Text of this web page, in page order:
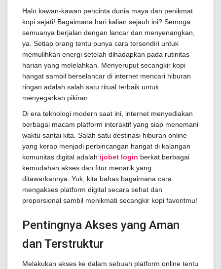
Halo kawan-kawan pencinta dunia maya dan penikmat
kopi sejati! Bagaimana hari kalian sejauh ini? Semoga
semuanya berjalan dengan lancar dan menyenangkan,
ya. Setiap orang tentu punya cara tersendiri untuk
memulihkan energi setelah dihadapkan pada rutinitas
harian yang melelahkan. Menyeruput secangkir kopi
hangat sambil berselancar di internet mencari hiburan
ringan adalah salah satu ritual terbaik untuk
menyegarkan pikiran.
Di era teknologi modern saat ini, internet menyediakan
berbagai macam platform interaktif yang siap menemani
waktu santai kita. Salah satu destinasi hiburan online
yang kerap menjadi perbincangan hangat di kalangan
komunitas digital adalah ijobet login berkat berbagai
kemudahan akses dan fitur menarik yang
ditawarkannya. Yuk, kita bahas bagaimana cara
mengakses platform digital secara sehat dan
proporsional sambil menikmati secangkir kopi favoritmu!
Pentingnya Akses yang Aman
dan Terstruktur
Melakukan akses ke dalam sebuah platform online tentu